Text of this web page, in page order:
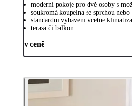
moderní pokoje pro dvě osoby s
soukromá koupelna se sprchou nebo
standardní vybavení včetně
terasa či balkon
v ceně